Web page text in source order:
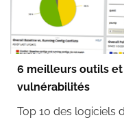
6 meilleurs outils
vulnérabilités
Top 10 des logiciels